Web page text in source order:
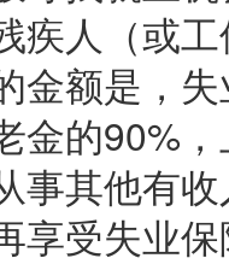
疾人（或
金额是，
金的90%
事其他有
享受失业